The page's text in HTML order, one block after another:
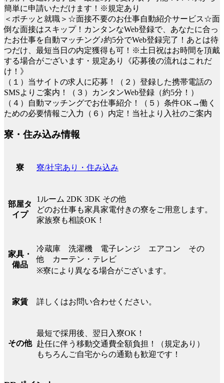
簡単に申請いただけます！※規定あり
＜ポチッと就職＞☆面接不要のお仕事自動紹介サービス☆面
倒な面接はスキップ！カンタンなWeb登録で、あなたに合っ
たお仕事を自動マッチング♪約5分でWeb登録完了！あとは待
つだけ、最短当日の内定獲得も可！※土日祝はお時間を頂戴
する場合がございます・規定あり《応募後の流れはこれだ
け！》
（１）当サイトの求人に応募！（２）登録した携帯電話の
SMSよりご案内！（３）カンタンWeb登録（約5分！）
（４）自動マッチングでお仕事紹介！（５）条件OK→働く
ための必要情報ご入力（６）内定！当社より入社のご案内
寮・住み込み情報
寮 寮/社宅あり・住み込み
部屋タ
イプ
1ルーム 2DK 3DK その他
どのお仕事も家具家電付きの寮をご用意します。
家族寮も相談OK！
家具・
備品
冷蔵庫 洗濯機 電子レンジ エアコン その
他 カーテン・テレビ
※寮により異なる場合がございます。
家賃 詳しくはお問い合わせください。
その他
最短で採用後、翌日入寮OK！
赴任に伴う移動交通費全額負担！（規定あり）
もちろんご自宅からの通勤も歓迎です！